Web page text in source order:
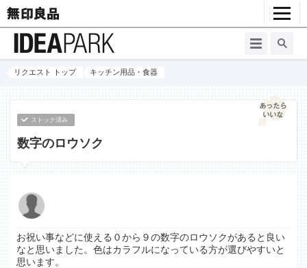
リクエスト トップ キッチン用品・食器
ストック済み
数字のロウソク
お祝い事などに使える０から９の数字のロウソクがあると良い
なと思いました。色はカラフルになっている方が選びやすいと
思います。